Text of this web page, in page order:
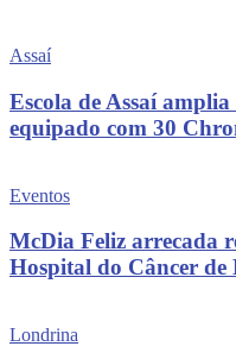
Assaí
Escola de Assaí
equipado com 30
Eventos
McDia Feliz arrecada
Hospital do Câncer
Londrina